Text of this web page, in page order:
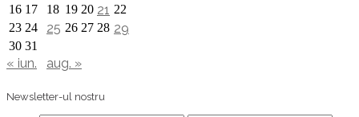
16 17 18 19 20 21 22
23 24 25 26 27 28 29
30 31
« iun. aug. »
Newsletter-ul nostru